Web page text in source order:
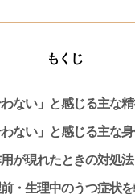
もくじ
わない」と感じる主な
わない」と感じる主な
が現れたときの対処法
・生理中のうつ症状